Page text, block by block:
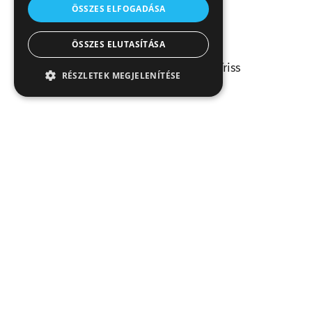
darált bors
1 teáskanál gorombára vágott friss
kakukkfű
ÖSSZES ELFOGADÁSA
ÖSSZES ELUTASÍTÁSA
RÉSZLETEK MEGJELENÍTÉSE